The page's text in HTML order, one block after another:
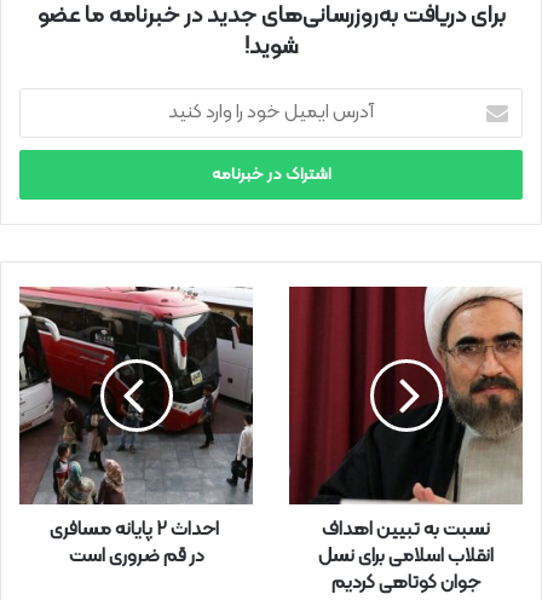
برای دریافت به‌روزرسانی‌های جدید در خبرنامه ما عضو
شوید!
ر
ا
ی
ل
خ
و
د
ر
ا
و
ا
ر
نسبت به تبیین اهداف
انقلاب اسلامی برای نسل
جوان کوتاهی کردیم
احداث ۲ پایانه مسافری
در قم ضروری است